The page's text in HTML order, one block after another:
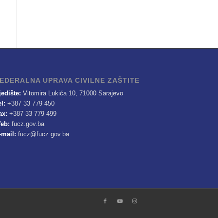
UPRAVA CIVILNE ZAŠTITE
Vitomira Lukića 10, 71000 Sarajevo
+387 33 779 450
+387 33 779 499
fucz.gov.ba
mail: fucz@fucz.gov.ba